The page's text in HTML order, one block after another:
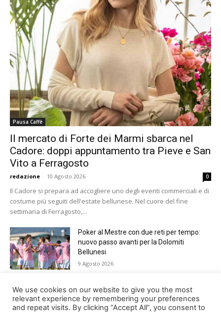
Pausa Caffè
Il mercato di Forte dei Marmi sbarca nel
Cadore: doppi appuntamento tra Pieve e San
Vito a Ferragosto
redazione - 10 Agosto 2026 0
Il Cadore si prepara ad accogliere uno degli eventi commerciali e di
costume più seguiti dell'estate bellunese. Nel cuore del fine
settimana di Ferragosto,...
Poker al Mestre con due reti per tempo:
nuovo passo avanti per la Dolomiti
Bellunesi
9 Agosto 2026
Paracadutismo, Trofeo Città di Belluno.
Germania davanti a tutti nella 37ma
edizione
We use cookies on our website to give you the most
relevant experience by remembering your preferences
and repeat visits. By clicking “Accept All”, you consent to